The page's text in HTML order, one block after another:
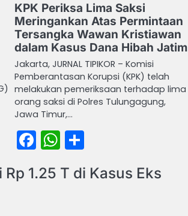
KPK Periksa Lima Saksi
Meringankan Atas Permintaan
Tersangka Wawan Kristiawan
dalam Kasus Dana Hibah Jatim
Jakarta, JURNAL TIPIKOR – Komisi
Pemberantasan Korupsi (KPK) telah
melakukan pemeriksaan terhadap lima
orang saksi di Polres Tulungagung,
Jawa Timur,…
Facebook
WhatsApp
Share
1.25 T di Kasus Eks